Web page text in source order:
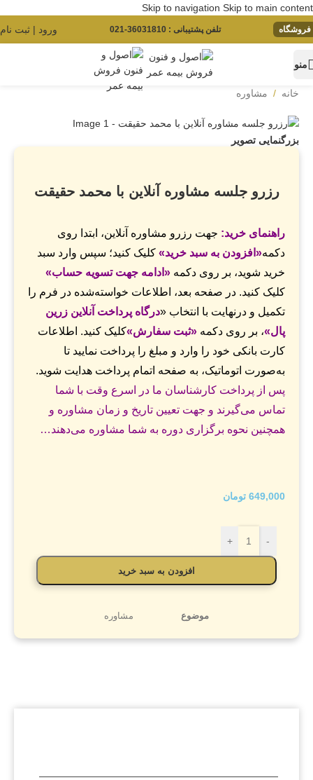
Skip to navigation Skip to main content
فروشگاه تلفن پشتیبانی : 36031810-021 ورود | ثبت نام
منو
خانه / مشاوره‌
بزرگنمایی تصویر
رزرو جلسه مشاوره‌ آنلاین با محمد حقیقت
راهنمای خرید: جهت رزرو مشاوره آنلاین، ابتدا روی
دکمه«افزودن به سبد خرید» کلیک کنید؛ سپس وارد سبد
خرید شوید، بر روی دکمه «ادامه جهت تسویه حساب»
کلیک کنید. در صفحه بعد، اطلاعات خواسته‌شده در فرم را
تکمیل و درنهایت با انتخاب «درگاه پرداخت آنلاین زرین
پال»، بر روی دکمه «ثبت سفارش»کلیک کنید. اطلاعات
کارت بانکی خود را وارد و مبلغ را پرداخت نمایید تا
به‌صورت اتوماتیک، به صفحه اتمام پرداخت هدایت شوید.
پس از پرداخت کارشناسان ما در اسرع وقت با شما
تماس می‌گیرند و جهت تعیین تاریخ و زمان مشاوره و
همچنین نحوه برگزاری دوره به شما مشاوره می‌دهند…
649,000 تومان
-
+
افزودن به سبد خرید
موضوع مشاوره‌